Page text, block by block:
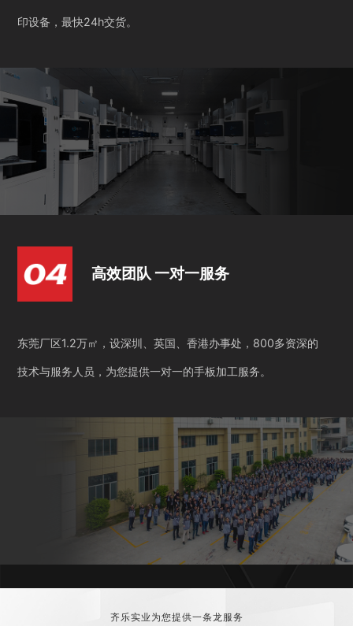
印设备，最快24h交货。
高效团队 一对一服务
东莞厂区1.2万㎡，设深圳、英国、香港办事处，800多资深的
技术与服务人员，为您提供一对一的手板加工服务。
齐乐实业为您提供一条龙服务